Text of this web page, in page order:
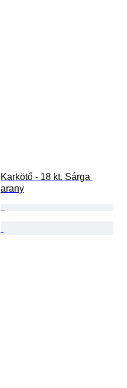
Karkötő - 18 kt. Sárga
arany